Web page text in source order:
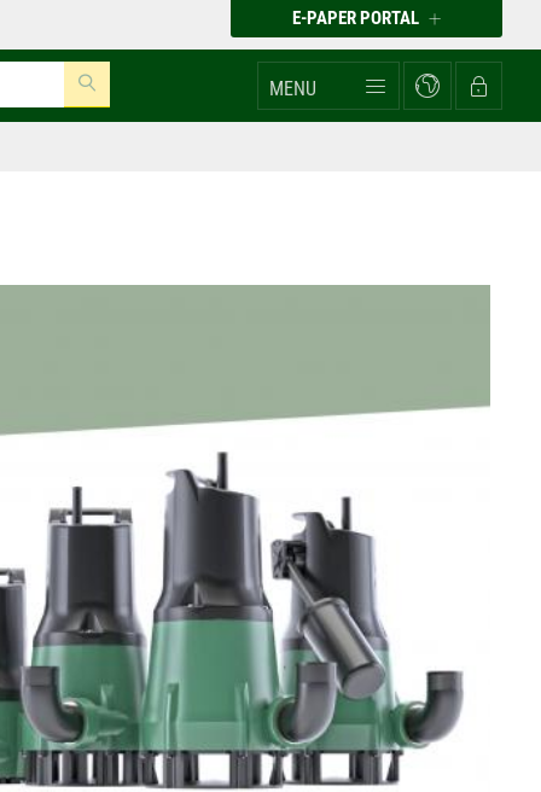
E-PAPER PORTAL
MENU